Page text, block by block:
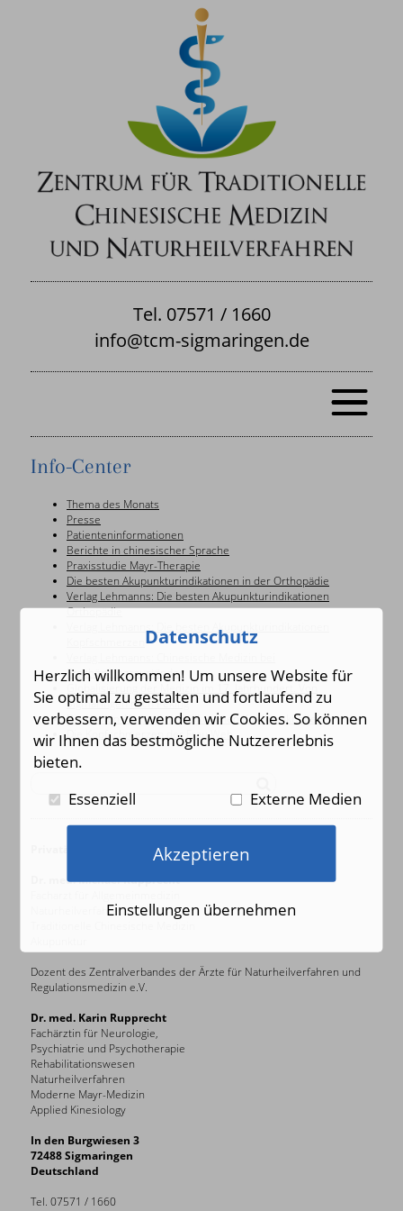
Tel. 07571 / 1660
info@tcm-sigmaringen.de
Info-Center
Thema des Monats
Presse
Patienteninformationen
Berichte in chinesischer Sprache
Praxisstudie Mayr-Therapie
Die besten Akupunkturindikationen in der Orthopädie
Verlag Lehmanns: Die besten Akupunkturindikationen
Orthopädie
Erschöpfungszuständen
Sigmaringen nach Peking
Die besten Akupunkturindikationen Kopfkrankheiten
Die Kopfschmerzen der Frau Weh
Privatärztliche Gemeinschaftspraxis
Dr. med. Michael Rupprecht
Naturheilverfahren
Dozent des Zentralverbandes der Ärzte für Naturheilverfahren und
Regulationsmedizin e.V.
Dr. med. Karin Rupprecht
Fachärztin für Neurologie,
Psychiatrie und Psychotherapie
Rehabilitationswesen
Naturheilverfahren
Moderne Mayr-Medizin
Applied Kinesiology
In den Burgwiesen 3
72488 Sigmaringen
Deutschland
Tel. 07571 / 1660
Datenschutz
Herzlich willkommen! Um unsere Website für
Sie optimal zu gestalten und fortlaufend zu
verbessern, verwenden wir Cookies. So können
wir Ihnen das bestmögliche Nutzererlebnis
bieten.
Essenziell
Externe Medien
Akzeptieren
Einstellungen übernehmen